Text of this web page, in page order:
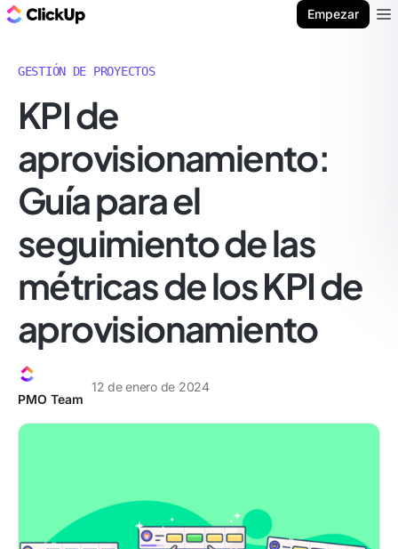
Empezar
GESTIÓN DE PROYECTOS
KPI de
aprovisionamiento:
Guía para el
seguimiento de las
métricas de los KPI de
aprovisionamiento
PMO Team
12 de enero de 2024